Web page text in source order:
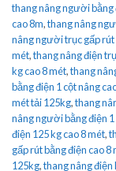
thang nâng người bằng
cao 8m,thang nâng
nâng người trục gấp rút
mét,thang nâng điện
kg cao 8 mét,thang
bằng điện 1 cột nâng
mét tải 125kg,thang
nâng người bằng điện 1
điện 125 kg cao 8 mét,
gấp rút bằng điện cao 8
125kg,thang nâng điện